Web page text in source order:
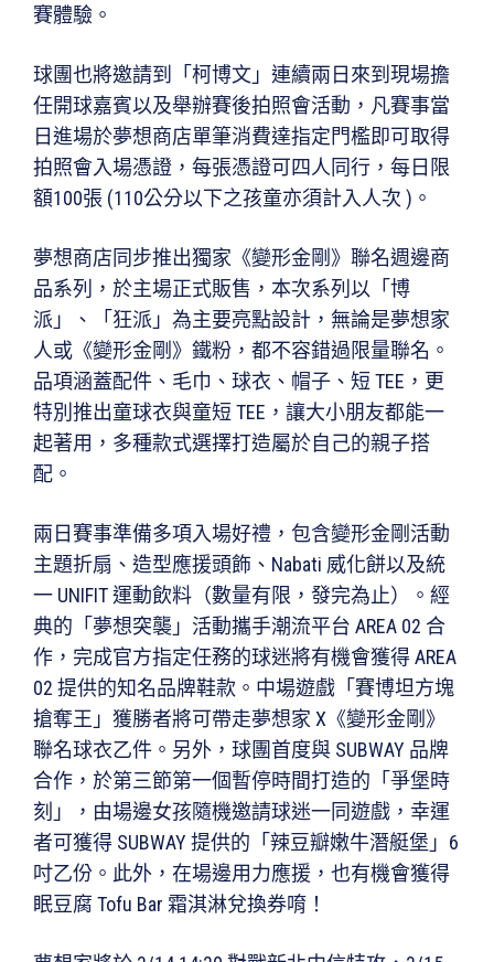
賽體驗。
球團也將邀請到「柯博文」連續兩日來到現場擔
任開球嘉賓以及舉辦賽後拍照會活動，凡賽事當
日進場於夢想商店單筆消費達指定門檻即可取得
拍照會入場憑證，每張憑證可四人同行，每日限
額100張 (110公分以下之孩童亦須計入人次 )。
夢想商店同步推出獨家《變形金剛》聯名週邊商
品系列，於主場正式販售，本次系列以「博
派」、「狂派」為主要亮點設計，無論是夢想家
人或《變形金剛》鐵粉，都不容錯過限量聯名。
品項涵蓋配件、毛巾、球衣、帽子、短 TEE，更
特別推出童球衣與童短 TEE，讓大小朋友都能一
起著用，多種款式選擇打造屬於自己的親子搭
配。
兩日賽事準備多項入場好禮，包含變形金剛活動
主題折扇、造型應援頭飾、Nabati 威化餅以及統
一 UNIFIT 運動飲料（數量有限，發完為止）。經
典的「夢想突襲」活動攜手潮流平台 AREA 02 合
作，完成官方指定任務的球迷將有機會獲得 AREA
02 提供的知名品牌鞋款。中場遊戲「賽博坦方塊
搶奪王」獲勝者將可帶走夢想家 X《變形金剛》
聯名球衣乙件。另外，球團首度與 SUBWAY 品牌
合作，於第三節第一個暫停時間打造的「爭堡時
刻」，由場邊女孩隨機邀請球迷一同遊戲，幸運
者可獲得 SUBWAY 提供的「辣豆瓣嫩牛潛艇堡」6
吋乙份。此外，在場邊用力應援，也有機會獲得
眠豆腐 Tofu Bar 霜淇淋兌換券唷！